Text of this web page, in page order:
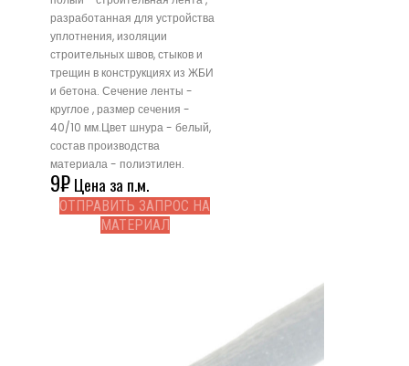
разработанная для устройства
уплотнения, изоляции
строительных швов, стыков и
трещин в конструкциях из ЖБИ
и бетона. Сечение ленты -
круглое , размер сечения -
40/10 мм.Цвет шнура - белый,
состав производства
материала - полиэтилен.
9₽Цена за п.м.
ОТПРАВИТЬ ЗАПРОС НА
МАТЕРИАЛ